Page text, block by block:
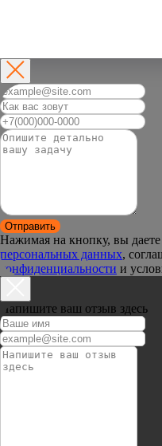
Отправить
Нажимая на кнопку, вы даете
персональных данных,
конфиденциальности и
Напишите ваш отзыв здесь